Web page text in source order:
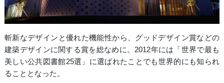
斬新なデザインと優れた機能性から、グッドデザイン賞などの
建築デザインに関する賞を総なめに。2012年には「世界で最も
美しい公共図書館25選」に選ばれたことでも世界的にも知られ
ることとなった。